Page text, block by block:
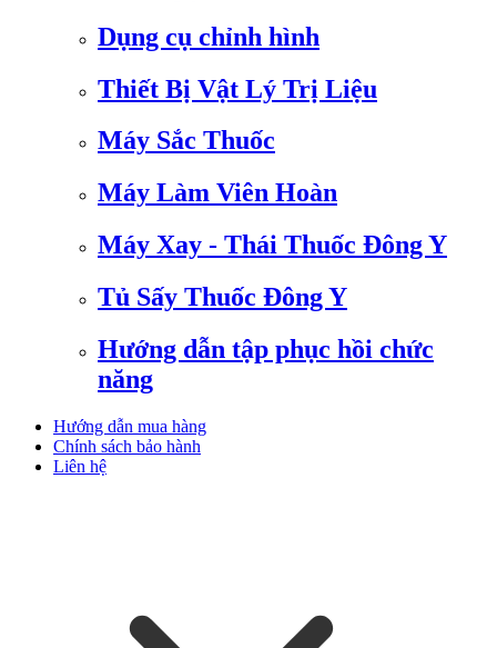
Dụng cụ chỉnh hình
Thiết Bị Vật Lý Trị Liệu
Máy Sắc Thuốc
Máy Làm Viên Hoàn
Máy Xay - Thái Thuốc Đông Y
Tủ Sấy Thuốc Đông Y
Hướng dẫn tập phục hồi chức
năng
Hướng dẫn mua hàng
Chính sách bảo hành
Liên hệ